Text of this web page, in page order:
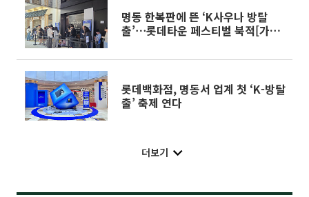
명동 한복판에 뜬 ‘K사우나 방탈
출’⋯롯데타운 페스티벌 북적[가보
롯데백화점, 명동서 업계 첫 ‘K-방탈
출’ 축제 연다
더보기